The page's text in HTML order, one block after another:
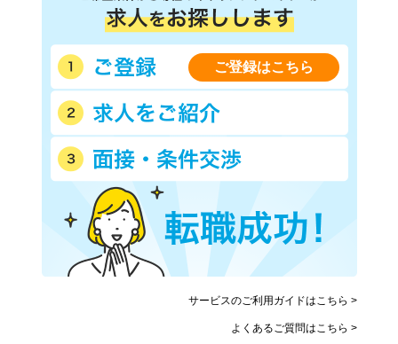
ご登録はこちら
サービスのご利用ガイドはこちら >
よくあるご質問はこちら >